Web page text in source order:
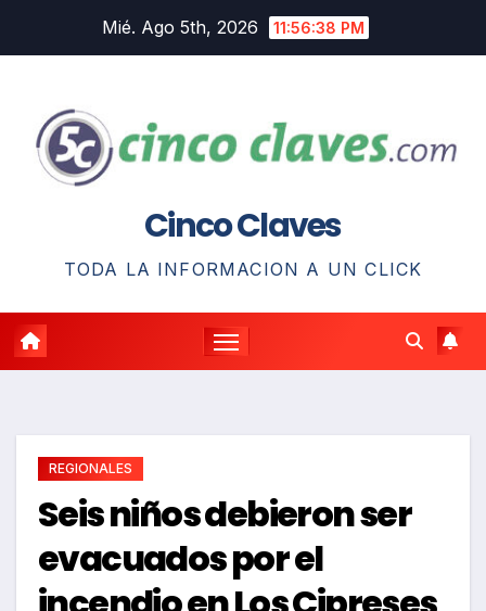
Mié. Ago 5th, 2026 11:56:38 PM
Cinco Claves
TODA LA INFORMACION A UN CLICK
REGIONALES
Seis niños debieron ser
evacuados por el